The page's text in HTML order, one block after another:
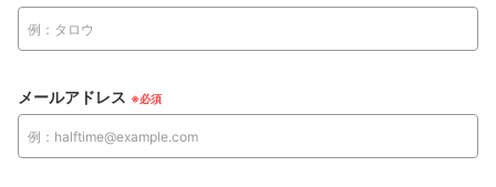
メールアドレス